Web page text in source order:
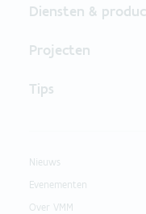
Diensten &
Projecten
Tips
Nieuws
Evenementen
Over VMM